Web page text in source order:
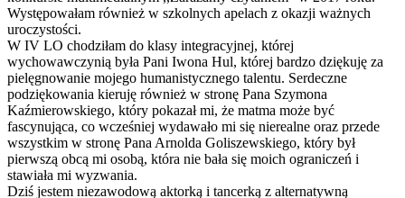
Występowałam również w szkolnych apelach z okazji ważnych
uroczystości.
W IV LO chodziłam do klasy integracyjnej, której
wychowawczynią była Pani Iwona Hul, której bardzo dziękuję za
pielęgnowanie mojego humanistycznego talentu. Serdeczne
podziękowania kieruję również w stronę Pana Szymona
Kaźmierowskiego, który pokazał mi, że matma może być
fascynująca, co wcześniej wydawało mi się nierealne oraz przede
wszystkim w stronę Pana Arnolda Goliszewskiego, który był
pierwszą obcą mi osobą, która nie bała się moich ograniczeń i
stawiała mi wyzwania.
Dziś jestem niezawodową aktorką i tancerką z alternatywną